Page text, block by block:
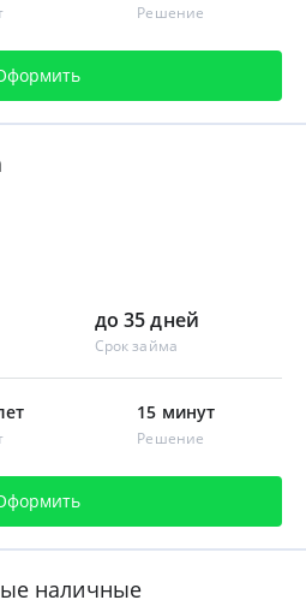
Решение
до 35 дней
Срок займа
15 минут
Решение
наличные